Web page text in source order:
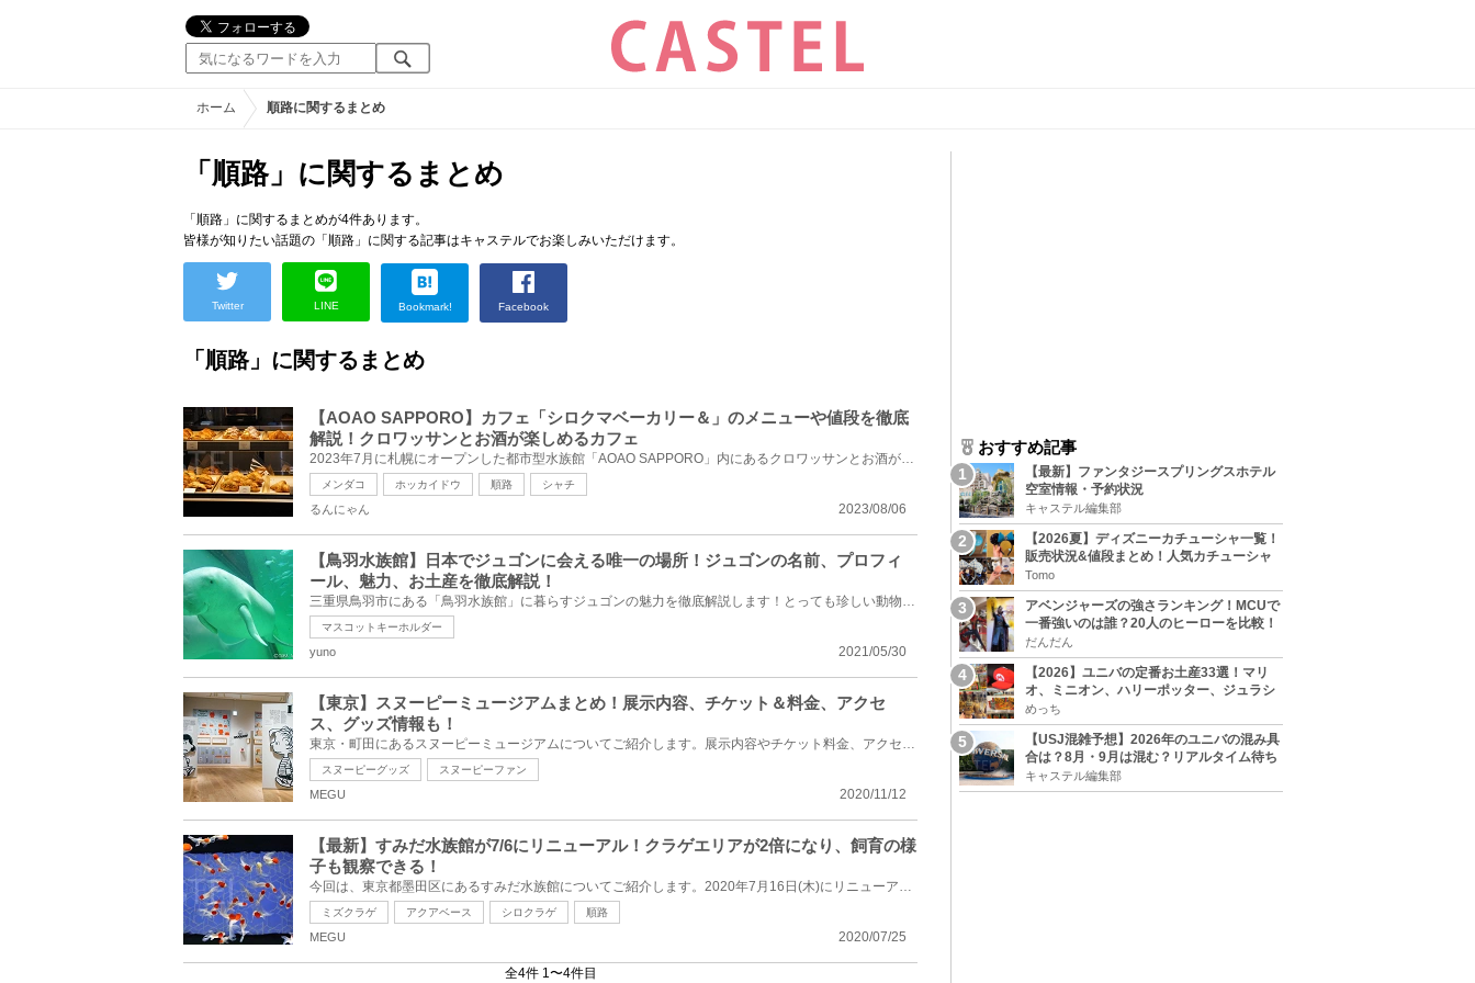
ホーム 順路に関するまとめ
「順路」に関するまとめ
「順路」に関するまとめが4件あります。
皆様が知りたい話題の「順路」に関する記事はキャステルでお楽しみいただけます。
Twitter LINE Bookmark! Facebook
「順路」に関するまとめ
【AOAO SAPPORO】カフェ「シロクマベーカリー＆」のメニューや値段を徹底
解説！クロワッサンとお酒が楽しめるカフェ
2023年7月に札幌にオープンした都市型水族館「AOAO SAPPORO」内にあるクロワッサンとお酒が楽しめるカフ...
メンダコ ホッカイドウ 順路 シャチ
2023/08/06
るんにゃん
【鳥羽水族館】日本でジュゴンに会える唯一の場所！ジュゴンの名前、プロフィ
ール、魅力、お土産を徹底解説！
三重県鳥羽市にある「鳥羽水族館」に暮らすジュゴンの魅力を徹底解説します！とっても珍しい動物である...
マスコットキーホルダー
2021/05/30
yuno
【東京】スヌーピーミュージアムまとめ！展示内容、チケット＆料金、アクセ
ス、グッズ情報も！
東京・町田にあるスヌーピーミュージアムについてご紹介します。展示内容やチケット料金、アクセス方法...
スヌーピーグッズ スヌーピーファン
2020/11/12
MEGU
【最新】すみだ水族館が7/6にリニューアル！クラゲエリアが2倍になり、飼育の様
子も観察できる！
今回は、東京都墨田区にあるすみだ水族館についてご紹介します。2020年7月16日(木)にリニューアルし、す...
ミズクラゲ アクアベース シロクラゲ 順路
2020/07/25
MEGU
全4件 1〜4件目
おすすめ記事
【最新】ファンタジースプリングスホテル
空室情報・予約状況
キャステル編集部
【2026夏】ディズニーカチューシャ一覧！
販売状況&値段まとめ！人気カチューシャ
をチェック
Tomo
アベンジャーズの強さランキング！MCUで
一番強いのは誰？20人のヒーローを比較！
だんだん
【2026】ユニバの定番お土産33選！マリ
オ、ミニオン、ハリーポッター、ジュラシ
ックパーク、セサミ、SINGなどのグッズ情
報
めっち
【USJ混雑予想】2026年のユニバの混み具
合は？8月・9月は混む？リアルタイム待ち
時間アプリも
キャステル編集部